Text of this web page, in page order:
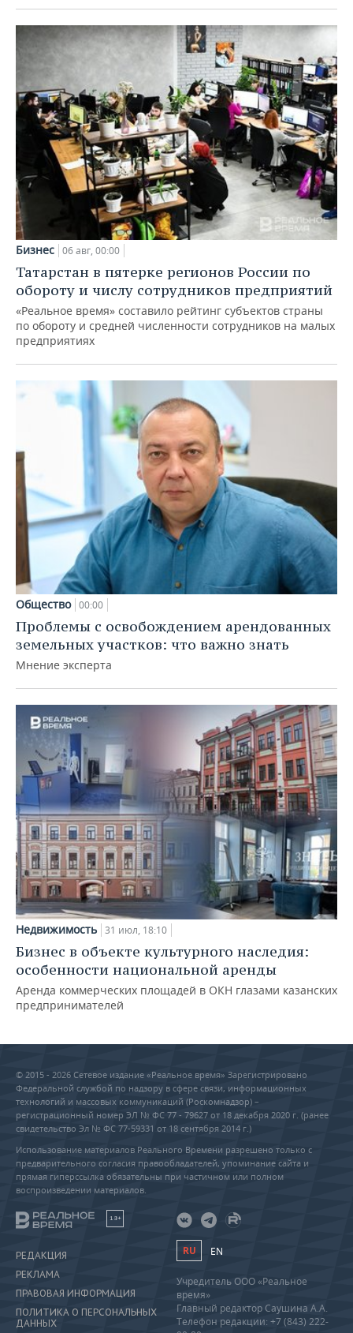
Бизнес 06 авг, 00:00
Татарстан в пятерке регионов России по
обороту и числу сотрудников предприятий
«Реальное время» составило рейтинг субъектов страны
по обороту и средней численности сотрудников на малых
предприятиях
Общество 00:00
Проблемы с освобождением арендованных
земельных участков: что важно знать
Мнение эксперта
Недвижимость 31 июл, 18:10
Бизнес в объекте культурного наследия:
особенности национальной аренды
Аренда коммерческих площадей в ОКН глазами казанских
предпринимателей
© 2015 - 2026 Сетевое издание «Реальное время» Зарегистрировано
Федеральной службой по надзору в сфере связи, информационных
технологий и массовых коммуникаций (Роскомнадзор) –
регистрационный номер ЭЛ № ФС 77 - 79627 от 18 декабря 2020 г. (ранее
свидетельство Эл № ФС 77-59331 от 18 сентября 2014 г.)
Использование материалов Реального Времени разрешено только с
предварительного согласия правообладателей, упоминание сайта и
прямая гиперссылка обязательны при частичном или полном
воспроизведении материалов.
18+
РЕДАКЦИЯ
РЕКЛАМА
ПРАВОВАЯ ИНФОРМАЦИЯ
ПОЛИТИКА О ПЕРСОНАЛЬНЫХ
ДАННЫХ
RU EN
Учредитель ООО «Реальное
время»
Главный редактор Саушина А.А.
Телефон редакции: +7 (843) 222-